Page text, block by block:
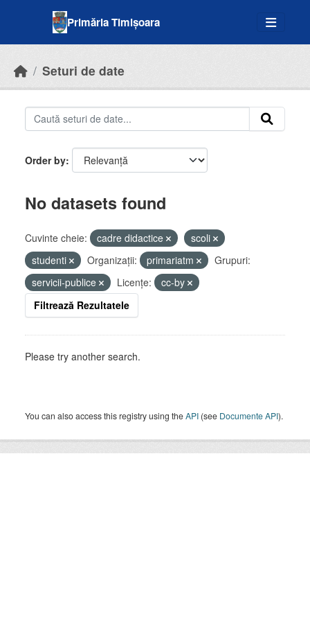
Primăria Timișoara
Seturi de date
Order by
No datasets found
Cuvinte cheie: cadre didactice
scoli
studenti
Organizații: primariatm
Grupuri:
servicii-publice
Licenţe:
cc-by
Filtrează Rezultatele
Please try another search.
You can also access this registry using theAPI (see Documente API).